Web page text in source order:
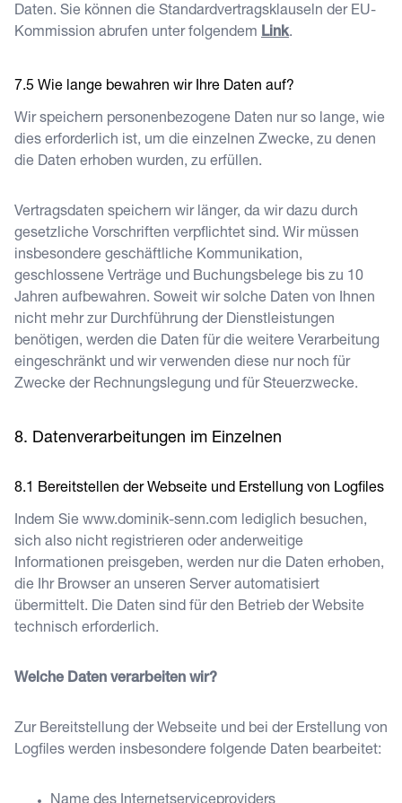
Daten. Sie können die Standardvertragsklauseln der EU-
Kommission abrufen unter folgendem Link.
Wie lange bewahren wir Ihre Daten auf?
Wir speichern personenbezogene Daten nur so lange, wie
dies erforderlich ist, um die einzelnen Zwecke, zu denen
die Daten erhoben wurden, zu erfüllen.
Vertragsdaten speichern wir länger, da wir dazu durch
gesetzliche Vorschriften verpflichtet sind. Wir müssen
insbesondere geschäftliche Kommunikation,
geschlossene Verträge und Buchungsbelege bis zu 10
Jahren aufbewahren. Soweit wir solche Daten von Ihnen
nicht mehr zur Durchführung der Dienstleistungen
benötigen, werden die Daten für die weitere Verarbeitung
eingeschränkt und wir verwenden diese nur noch für
Zwecke der Rechnungslegung und für Steuerzwecke.
Datenverarbeitungen im Einzelnen
Bereitstellen der Webseite und Erstellung von Logfiles
Indem Sie www.dominik-senn.com lediglich besuchen,
sich also nicht registrieren oder anderweitige
Informationen preisgeben, werden nur die Daten erhoben,
die Ihr Browser an unseren Server automatisiert
übermittelt. Die Daten sind für den Betrieb der Website
technisch erforderlich.
Welche Daten verarbeiten wir?
Zur Bereitstellung der Webseite und bei der Erstellung von
Logfiles werden insbesondere folgende Daten bearbeitet: